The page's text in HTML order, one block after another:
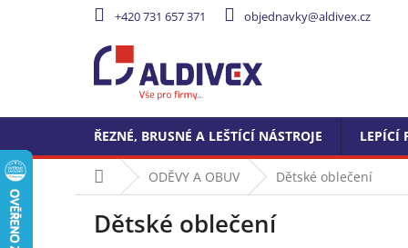
+420 731 657 371 objednavky@aldivex.cz
ŘEZNÉ, BRUSNÉ A LEŠTÍCÍ NÁSTROJE LEPÍCÍ
Domů ODĚVY A OBUV Dětské oblečení
Dětské oblečení